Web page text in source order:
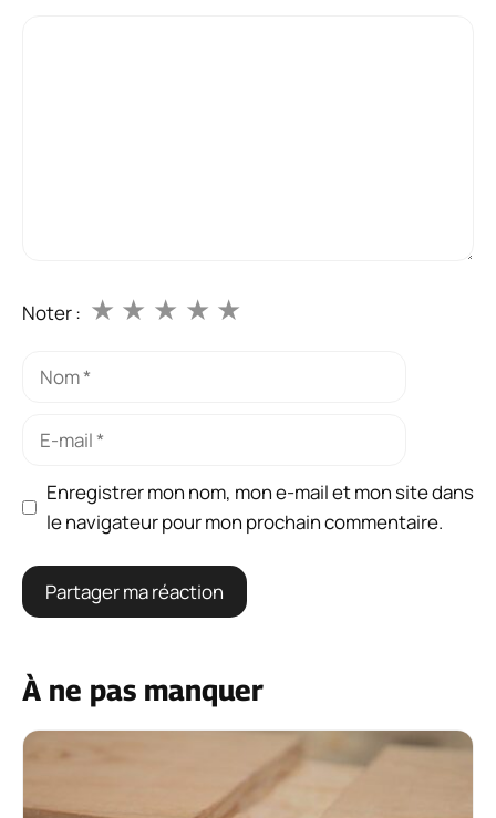
Noter : ★
★
★
★
★
Nom
Enregistrer mon nom, mon e-mail et mon site dans
le navigateur pour mon prochain commentaire.
À ne pas manquer